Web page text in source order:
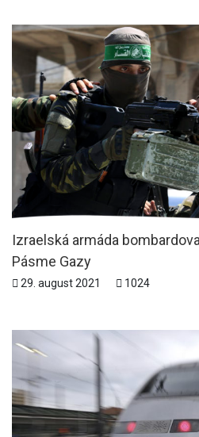
Izraelská armáda
Pásme Gazy
29. august 2021 1024